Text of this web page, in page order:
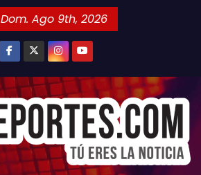
Dom. Ago 9th, 2026